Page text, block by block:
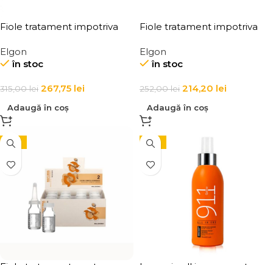
Fiole tratament impotriva
Primaria Anti Hair Loss
Elgon
în stoc
315,00lei 267,75 lei
Adaugă în coș
Fiole tratament impotriva
barbati Elgon Man
Stimulating Lotion
Elgon
în stoc
252,00lei 214,20 lei
Adaugă în coș
-15% -15%